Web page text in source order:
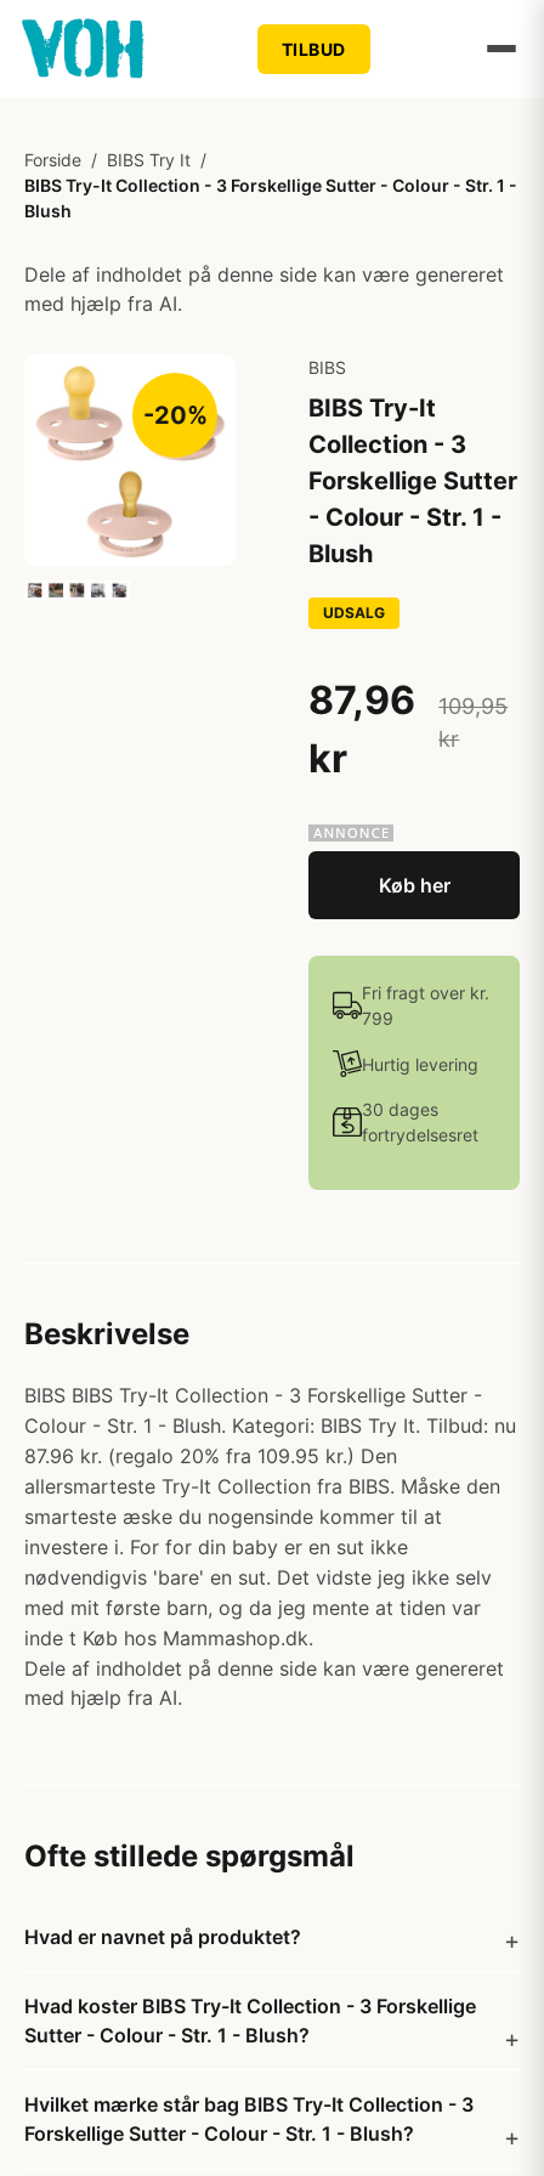
TILBUD
Forside / BIBS Try It /
BIBS Try-It Collection - 3 Forskellige Sutter - Colour - Str. 1 -
Blush
Dele af indholdet på denne side kan være genereret
med hjælp fra AI.
-20%
BIBS
BIBS Try-It
Collection - 3
Forskellige Sutter
- Colour - Str. 1 -
Blush
UDSALG
87,96
kr
109,95
kr
Køb her
Fri fragt over kr.
799
Hurtig levering
30 dages
fortrydelsesret
Beskrivelse
BIBS BIBS Try-It Collection - 3 Forskellige Sutter -
Colour - Str. 1 - Blush. Kategori: BIBS Try It. Tilbud: nu
87.96 kr. (regalo 20% fra 109.95 kr.) Den
allersmarteste Try-It Collection fra BIBS. Måske den
smarteste æske du nogensinde kommer til at
investere i. For for din baby er en sut ikke
nødvendigvis 'bare' en sut. Det vidste jeg ikke selv
med mit første barn, og da jeg mente at tiden var
inde t Køb hos Mammashop.dk.
Dele af indholdet på denne side kan være genereret
med hjælp fra AI.
Ofte stillede spørgsmål
Hvad er navnet på produktet?
Hvad koster BIBS Try-It Collection - 3 Forskellige
Sutter - Colour - Str. 1 - Blush?
Hvilket mærke står bag BIBS Try-It Collection - 3
Forskellige Sutter - Colour - Str. 1 - Blush?